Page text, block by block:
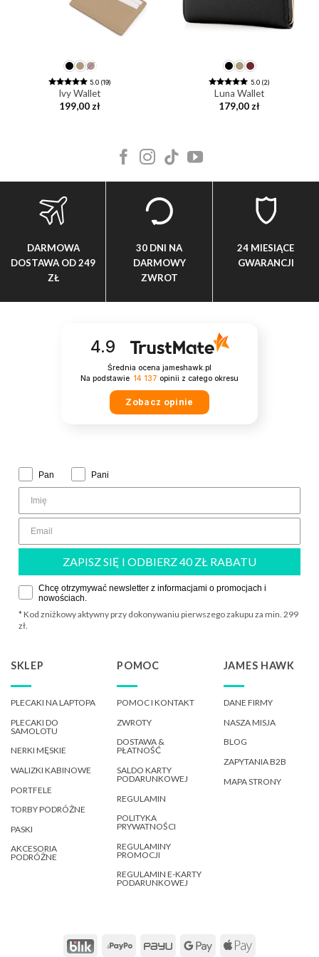
5.0 (19)
Ivy Wallet
199,00zł
5.0 (2)
Luna Wallet
179,00zł
DARMOWA
DOSTAWA OD 249
ZŁ
30 DNI NA
DARMOWY
ZWROT
24 MIESIĄCE
GWARANCJI
Zwrot grzecznościowy:
Pan Pani
ZAPISZ SIĘ I ODBIERZ 40 ZŁ RABATU
ZgodaChcę otrzymywać newsletter z informacjami o promocjach i
nowościach.
* Kod zniżkowy aktywny przy dokonywaniu pierwszego zakupu za min. 299
zł.
SKLEP
PLECAKI NA LAPTOPA
PLECAKI DO
SAMOLOTU
NERKI MĘSKIE
WALIZKI KABINOWE
PORTFELE
TORBY PODRÓŻNE
PASKI
AKCESORIA
PODRÓŻNE
POMOC
POMOC I KONTAKT
ZWROTY
DOSTAWA &
PŁATNOŚĆ
SALDO KARTY
PODARUNKOWEJ
REGULAMIN
POLITYKA
PRYWATNOŚCI
REGULAMINY
PROMOCJI
REGULAMIN E-KARTY
PODARUNKOWEJ
JAMES HAWK
DANE FIRMY
NASZA MISJA
BLOG
ZAPYTANIA B2B
MAPA STRONY
4.9
Średnia ocena jameshawk.pl
Na podstawie 14 137 opinii z całego okresu
Zobacz opinie
Blik PayPo PayU
Google Apple